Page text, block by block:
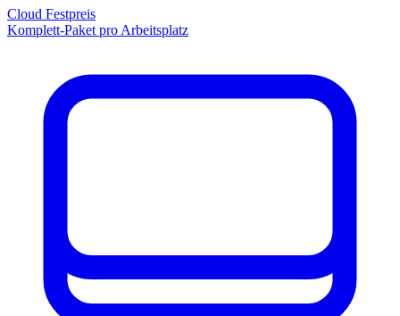
Cloud Festpreis
Komplett-Paket pro Arbeitsplatz